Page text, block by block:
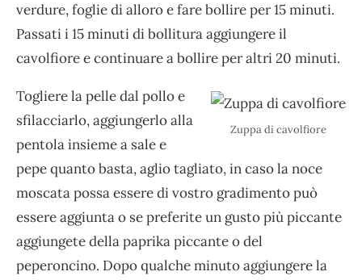
verdure, foglie di alloro e fare bollire per 15 minuti.
Passati i 15 minuti di bollitura aggiungere il
cavolfiore e continuare a bollire per altri 20 minuti.
Zuppa di cavolfiore
Togliere la pelle dal pollo e
sfilacciarlo, aggiungerlo alla
pentola insieme a sale e
pepe quanto basta, aglio tagliato, in caso la noce
moscata possa essere di vostro gradimento può
essere aggiunta o se preferite un gusto più piccante
aggiungete della paprika piccante o del
peperoncino. Dopo qualche minuto aggiungere la